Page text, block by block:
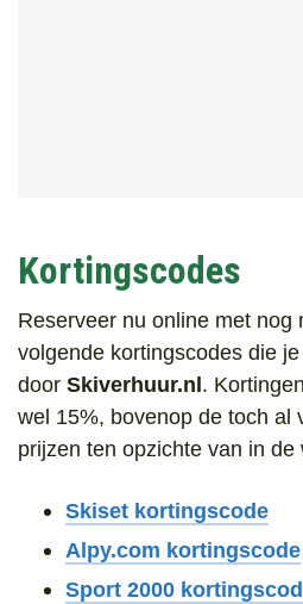
Kortingscodes
Reserveer nu online met nog
volgende kortingscodes die
door Skiverhuur.nl.
wel 15%, bovenop de toch al
prijzen ten opzichte van in de
Skiset kortingscode
Alpy.com kortingscode
Sport 2000